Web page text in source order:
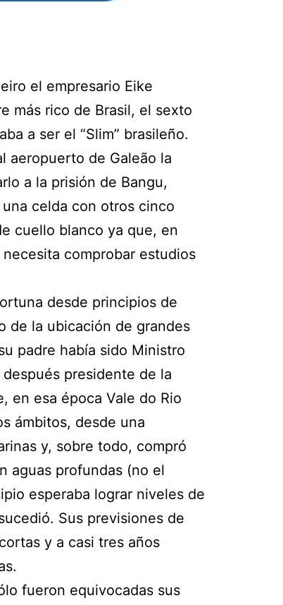
el empresario Eike
más rico de Brasil, el sexto
a ser el “Slim” brasileño.
aeropuerto de Galeão la
a la prisión de Bangu,
celda con otros cinco
cuello blanco ya que, en
comprobar estudios
desde principios de
de la ubicación de grandes
padre había sido Ministro
presidente de la
en esa época Vale do Rio
ámbitos, desde una
y, sobre todo, compró
aguas profundas (no el
esperaba lograr niveles de
Sus previsiones de
y a casi tres años
fueron equivocadas sus